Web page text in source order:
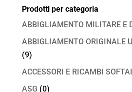
era:
12,00 €. 8,00 €.
Prodotti per categoria
ABBIGLIAMENTO MILITARE E
ABBIGLIAMENTO ORIGINALE
(9)
ACCESSORI E RICAMBI
ASG (0)